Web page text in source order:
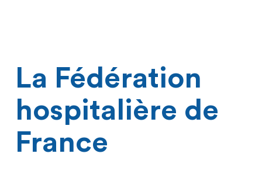
La Fédération
hospitalière de
France